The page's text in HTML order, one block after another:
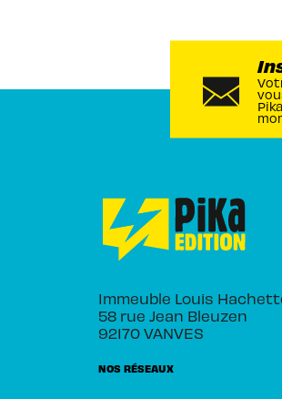
Immeuble Louis
58 rue Jean Bleuzen
92170 VANVES
NOS RÉSEAUX